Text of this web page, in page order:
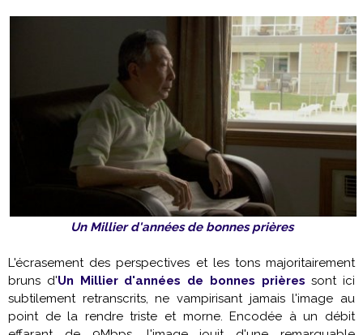
Un Millier d'années de bonnes prières
L'écrasement des perspectives et les tons majoritairement
bruns d'Un Millier d'années de bonnes prières sont ici
subtilement retranscrits, ne vampirisant jamais l'image au
point de la rendre triste et morne. Encodée à un débit